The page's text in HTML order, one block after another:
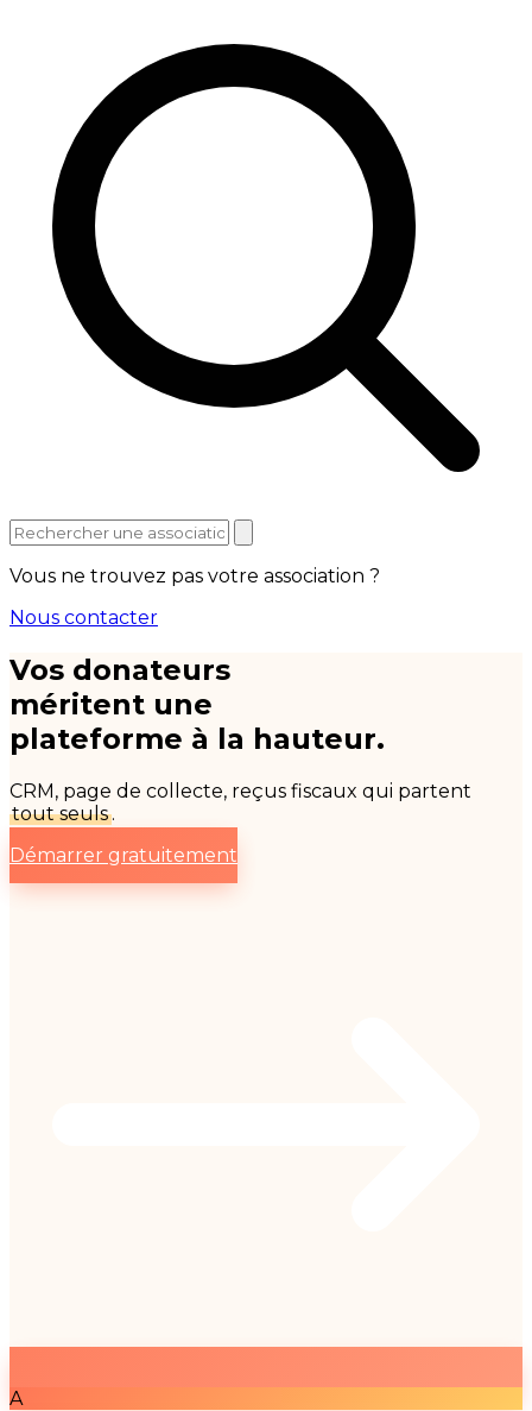
Vous ne trouvez pas votre association ?
Nous contacter
Vos donateurs
méritent une
plateforme à la hauteur.
CRM, page de collecte, reçus fiscaux qui partent
tout seuls.
Démarrer gratuitement
A